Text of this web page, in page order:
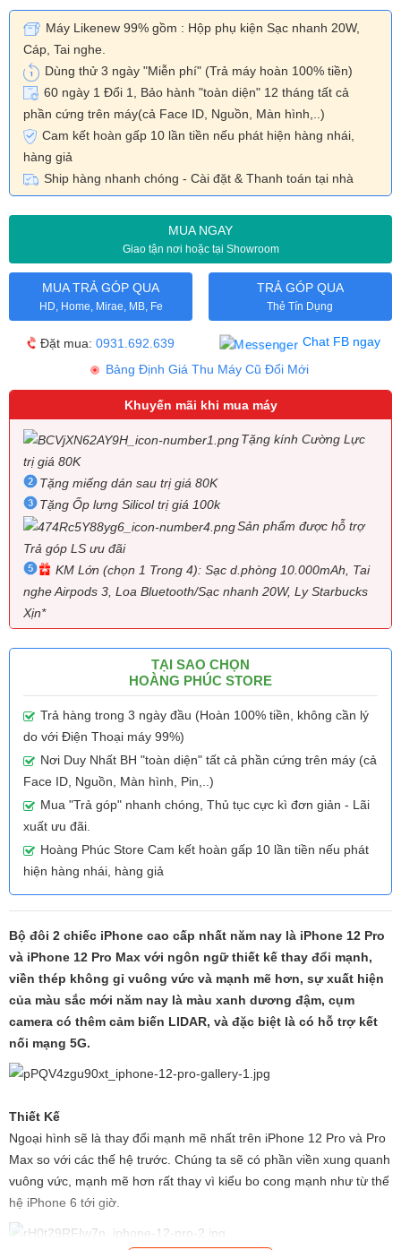
Máy Likenew 99% gồm : Hộp phụ kiện Sạc nhanh 20W,
Cáp, Tai nghe.
Dùng thử 3 ngày "Miễn phí" (Trả máy hoàn 100% tiền)
60 ngày 1 Đổi 1, Bảo hành "toàn diện" 12 tháng tất cả
phần cứng trên máy(cả Face ID, Nguồn, Màn hình,..)
Cam kết hoàn gấp 10 lần tiền nếu phát hiện hàng nhái,
hàng giả
Ship hàng nhanh chóng - Cài đặt & Thanh toán tại nhà
MUA NGAY
Giao tận nơi hoặc tại Showroom
MUA TRẢ GÓP QUA
HD, Home, Mirae, MB, Fe
TRẢ GÓP QUA
Thẻ Tín Dụng
Đặt mua:0931.692.639
Chat FB ngay
Bảng Định Giá Thu Máy Cũ Đổi Mới
Khuyến mãi khi mua máy
Tặng kính Cường Lực
trị giá 80K
Tặng miếng dán sau trị giá 80K
Tặng Ốp lưng Silicol trị giá 100k
Sản phẩm được hỗ trợ
Trả góp LS ưu đãi
KM Lớn (chọn 1 Trong 4): Sạc d.phòng 10.000mAh, Tai
nghe Airpods 3, Loa Bluetooth/Sạc nhanh 20W, Ly Starbucks
Xịn*
TẠI SAO CHỌN
HOÀNG PHÚC STORE
Trả hàng trong 3 ngày đầu (Hoàn 100% tiền, không cần lý
do với Điện Thoại máy 99%)
Nơi Duy Nhất BH "toàn diện" tất cả phần cứng trên máy (cả
Face ID, Nguồn, Màn hình, Pin,..)
Mua "Trả góp" nhanh chóng, Thủ tục cực kì đơn giản - Lãi
xuất ưu đãi.
Hoàng Phúc Store Cam kết hoàn gấp 10 lần tiền nếu phát
hiện hàng nhái, hàng giả
Bộ đôi 2 chiếc iPhone cao cấp nhất năm nay là iPhone 12 Pro
và iPhone 12 Pro Max với ngôn ngữ thiết kế thay đổi mạnh,
viền thép không gỉ vuông vức và mạnh mẽ hơn, sự xuất hiện
của màu sắc mới năm nay là màu xanh dương đậm, cụm
camera có thêm cảm biến LIDAR, và đặc biệt là có hỗ trợ kết
nối mạng 5G.
Thiết Kế
Ngoại hình sẽ là thay đổi mạnh mẽ nhất trên iPhone 12 Pro và Pro
Max so với các thế hệ trước. Chúng ta sẽ có phần viền xung quanh
vuông vức, mạnh mẽ hơn rất thay vì kiểu bo cong mạnh như từ thế
hệ iPhone 6 tới giờ.